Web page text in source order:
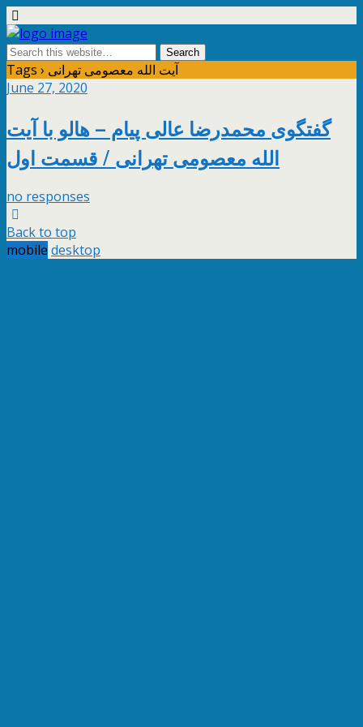
Tags › آیت الله معصومی تهرانی
June 27, 2020
گفتگوی محمدرضا عالی پیام – هالو با آیت
الله معصومی تهرانی / قسمت اول
no responses
Back to top
mobile desktop